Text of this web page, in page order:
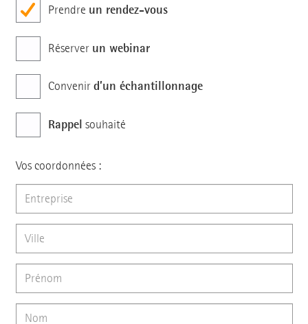
Prendre un rendez-vous
Réserver un webinar
Convenird’un échantillonnage
Rappel souhaité
Vos coordonnées :